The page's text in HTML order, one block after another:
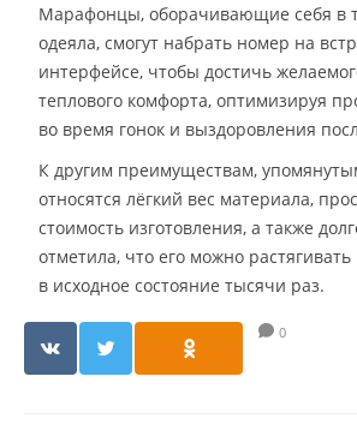
Марафонцы, оборачивающие себя в
одеяла, смогут набрать номер на
интерфейсе, чтобы достичь
теплового комфорта, оптимизируя
во время гонок и выздоровления
К другим преимуществам,
относятся лёгкий вес материала,
стоимость изготовления, а также
отметила, что его можно
в исходное состояние тысячи раз.
0